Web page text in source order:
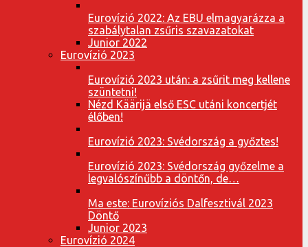
Eurovízió 2022: Az EBU elmagyarázza a
szabálytalan zsűris szavazatokat
Junior 2022
Eurovízió 2023
Eurovízió 2023 után: a zsűrit meg kellene
szüntetni!
Nézd Käärijä első ESC utáni koncertjét
élőben!
Eurovízió 2023: Svédország a győztes!
Eurovízió 2023: Svédország győzelme a
legvalószínűbb a döntőn, de…
Ma este: Eurovíziós Dalfesztivál 2023
Döntő
Junior 2023
Eurovízió 2024